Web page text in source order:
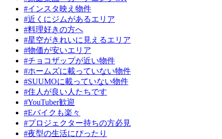
#インスタ映え物件
#近くにジムがあるエリア
#料理好きの方へ
#星空がきれいに見えるエリア
#物価が安いエリア
#チョコザップが近い物件
#ホームズに載っていない物件
#SUUMOに載っていない物件
#住人が良い人たちです
#YouTuber歓迎
#Eバイクも楽々
#プロジェクター持ちの方必見
#夜型の生活にぴったり